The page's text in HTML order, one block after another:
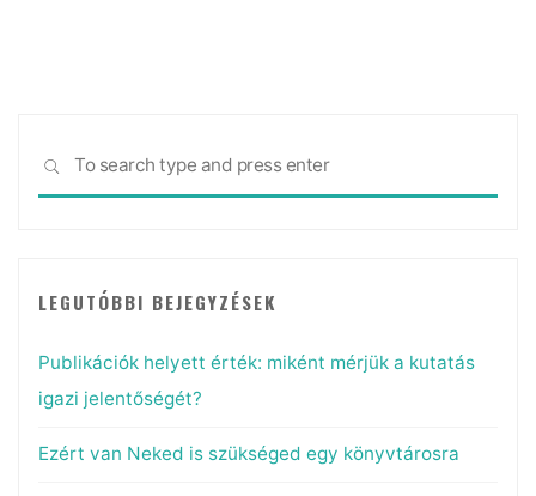
SEARCH
LEGUTÓBBI BEJEGYZÉSEK
Publikációk helyett érték: miként mérjük a kutatás
igazi jelentőségét?
Ezért van Neked is szükséged egy könyvtárosra